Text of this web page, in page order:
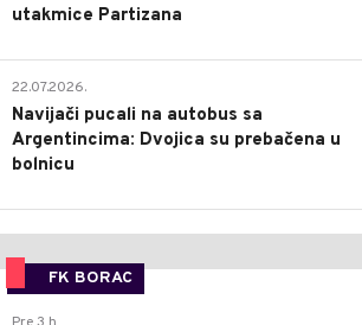
utakmice Partizana
22.07.2026.
Navijači pucali na autobus sa
Argentincima: Dvojica su prebačena u
bolnicu
FK BORAC